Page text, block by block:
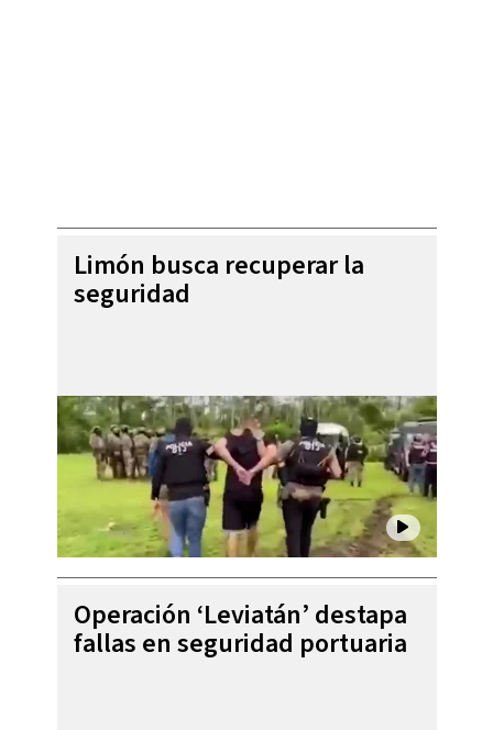
Limón busca recuperar la
seguridad
Operación ‘Leviatán’ destapa
fallas en seguridad portuaria